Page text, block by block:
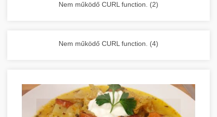
Nagykonyhai berendezések komplett
Nem működő CURL function. (2)
Nem működő CURL function. (4)